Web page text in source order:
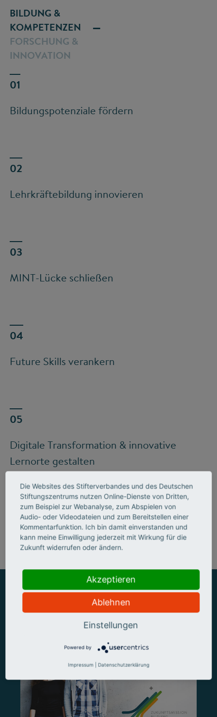
BILDUNG &
KOMPETENZEN
Bildungspotenziale fördern
Lehrkräftebildung innovieren
MINT-Lücke schließen
Future Skills verankern
Digitale Transformation & innovative
Lernorte gestalten
Mehr zum Handlungsfeld "Bildung &
Kompetenzen"
FORSCHUNG &
INNOVATION
ZUSAMMEN MEHR ERREICHEN
Die Websites des Stifterverbandes und des Deutschen
Stiftungszentrums nutzen Online-Dienste von Dritten,
zum Beispiel zur Webanalyse, zum Abspielen von
Audio- oder Videodateien und zum Bereitstellen einer
Kommentarfunktion. Ich bin damit einverstanden und
kann meine Einwilligung jederzeit mit Wirkung für die
Zukunft widerrufen oder ändern.
Akzeptieren
Ablehnen
Einstellungen
Powered by
Impressum Datenschutzerklärung